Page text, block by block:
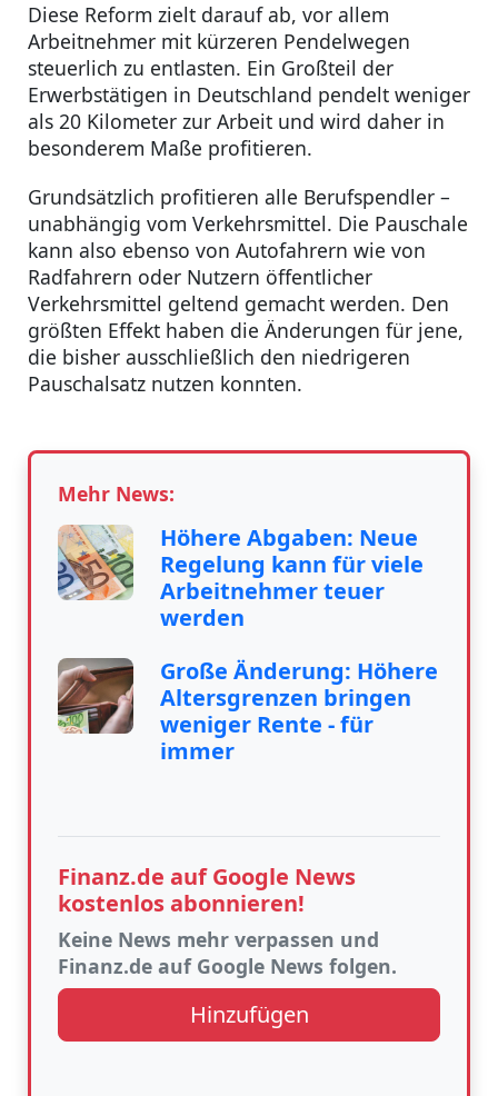
Diese Reform zielt darauf ab, vor allem
Arbeitnehmer mit kürzeren Pendelwegen
steuerlich zu entlasten. Ein Großteil der
Erwerbstätigen in Deutschland pendelt weniger
als 20 Kilometer zur Arbeit und wird daher in
besonderem Maße profitieren.
Grundsätzlich profitieren alle Berufspendler –
unabhängig vom Verkehrsmittel. Die Pauschale
kann also ebenso von Autofahrern wie von
Radfahrern oder Nutzern öffentlicher
Verkehrsmittel geltend gemacht werden. Den
größten Effekt haben die Änderungen für jene,
die bisher ausschließlich den niedrigeren
Pauschalsatz nutzen konnten.
Mehr News:
Höhere Abgaben: Neue
Regelung kann für viele
Arbeitnehmer teuer
werden
Große Änderung: Höhere
Altersgrenzen bringen
weniger Rente - für
immer
Finanz.de auf Google News
kostenlos abonnieren!
Keine News mehr verpassen und
Finanz.de auf Google News folgen.
Hinzufügen